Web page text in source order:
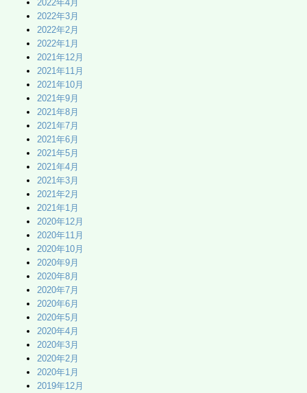
2022年4月
2022年3月
2022年2月
2022年1月
2021年12月
2021年11月
2021年10月
2021年9月
2021年8月
2021年7月
2021年6月
2021年5月
2021年4月
2021年3月
2021年2月
2021年1月
2020年12月
2020年11月
2020年10月
2020年9月
2020年8月
2020年7月
2020年6月
2020年5月
2020年4月
2020年3月
2020年2月
2020年1月
2019年12月